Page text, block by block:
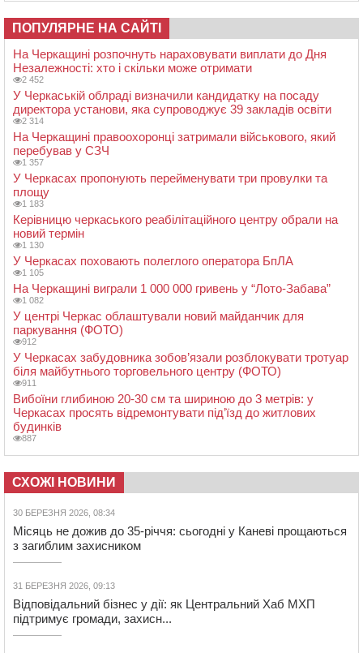
ПОПУЛЯРНЕ НА САЙТІ
На Черкащині розпочнуть нараховувати виплати до Дня
Незалежності: хто і скільки може отримати
2 452
У Черкаській облраді визначили кандидатку на посаду
директора установи, яка супроводжує 39 закладів освіти
2 314
На Черкащині правоохоронці затримали військового, який
перебував у СЗЧ
1 357
У Черкасах пропонують перейменувати три провулки та
площу
1 183
Керівницю черкаського реабілітаційного центру обрали на
новий термін
1 130
У Черкасах поховають полеглого оператора БпЛА
1 105
На Черкащині виграли 1 000 000 гривень у “Лото-Забава”
1 082
У центрі Черкас облаштували новий майданчик для
паркування (ФОТО)
912
У Черкасах забудовника зобов’язали розблокувати тротуар
біля майбутнього торговельного центру (ФОТО)
911
Вибоїни глибиною 20-30 см та шириною до 3 метрів: у
Черкасах просять відремонтувати під’їзд до житлових
будинків
887
СХОЖІ НОВИНИ
30 БЕРЕЗНЯ 2026, 08:34
Місяць не дожив до 35-річчя: сьогодні у Каневі прощаються
з загиблим захисником
31 БЕРЕЗНЯ 2026, 09:13
Відповідальний бізнес у дії: як Центральний Хаб МХП
підтримує громади, захисн...